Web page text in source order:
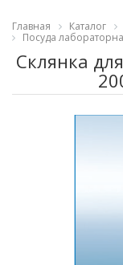
Главная Каталог
Посуда
Склянка